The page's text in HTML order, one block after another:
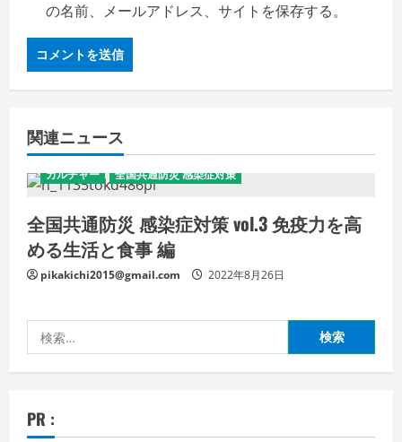
の名前、メールアドレス、サイトを保存する。
関連ニュース
カルチャー 全国共通防災 感染症対策
全国共通防災 感染症対策 vol.3 免疫力を高
める生活と食事 編
pikakichi2015@gmail.com 2022年8月26日
索:
PR :